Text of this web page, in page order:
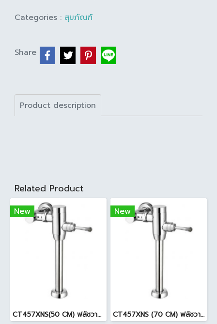
Categories : สุขภัณฑ์
Share
Product description
Related Product
New
CT457XNS(50 CM) ฟลัชวาล์วโถสุขภัณฑ์
New
CT457XNS (70 CM) ฟลัชวาล์วโถสุขภัณฑ์มีล็อคในตัว